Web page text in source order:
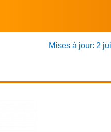
Mises à jour: 2